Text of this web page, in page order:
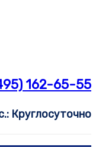
162-65-55
Круглосуточно